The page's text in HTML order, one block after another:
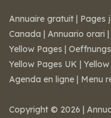
Annuaire gratuit | Pages
Canada | Annuario orari |
Yellow Pages |
Yellow Pages UK |
Agenda en ligne | Menu
Copyright © 2026 |